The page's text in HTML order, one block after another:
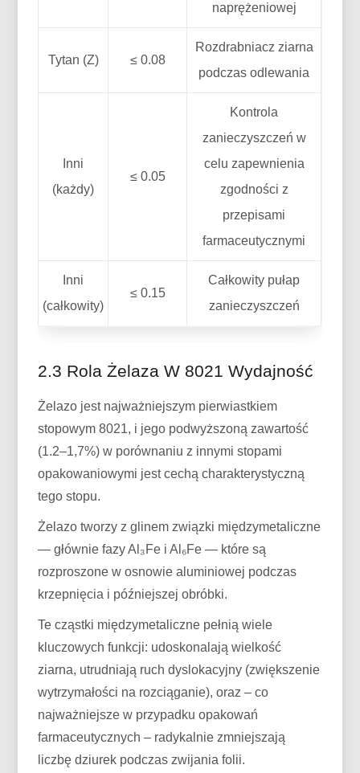
naprężeniowej
Tytan (Z) ≤ 0.08
Rozdrabniacz ziarna
podczas odlewania
Inni
(każdy)
≤ 0.05
Kontrola
zanieczyszczeń w
celu zapewnienia
zgodności z
przepisami
farmaceutycznymi
Inni
(całkowity)
≤ 0.15
Całkowity pułap
zanieczyszczeń
2.3 Rola Żelaza W 8021 Wydajność
Żelazo jest najważniejszym pierwiastkiem
stopowym 8021, i jego podwyższoną zawartość
(1.2–1,7%) w porównaniu z innymi stopami
opakowaniowymi jest cechą charakterystyczną
tego stopu.
Żelazo tworzy z glinem związki międzymetaliczne
— głównie fazy Al₃Fe i Al₆Fe — które są
rozproszone w osnowie aluminiowej podczas
krzepnięcia i późniejszej obróbki.
Te cząstki międzymetaliczne pełnią wiele
kluczowych funkcji: udoskonalają wielkość
ziarna, utrudniają ruch dyslokacyjny (zwiększenie
wytrzymałości na rozciąganie), oraz – co
najważniejsze w przypadku opakowań
farmaceutycznych – radykalnie zmniejszają
liczbę dziurek podczas zwijania folii.